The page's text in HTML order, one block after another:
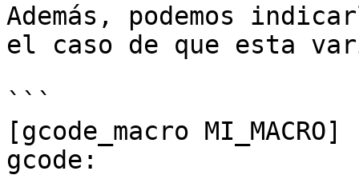
Además, podemos
el caso de que esta
```
[gcode_macro MI_MACRO]
gcode: